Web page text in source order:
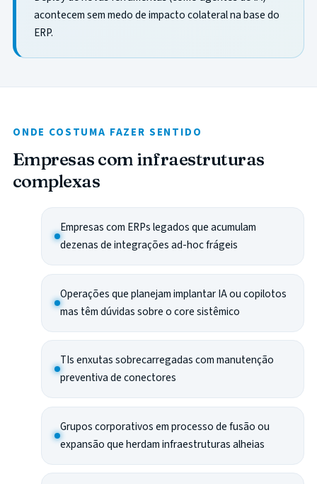
acontecem sem medo de impacto colateral na base do
ERP.
ONDE COSTUMA FAZER SENTIDO
Empresas com infraestruturas
complexas
Empresas com ERPs legados que acumulam
dezenas de integrações ad-hoc frágeis
Operações que planejam implantar IA ou copilotos
mas têm dúvidas sobre o core sistêmico
TIs enxutas sobrecarregadas com manutenção
preventiva de conectores
Grupos corporativos em processo de fusão ou
expansão que herdam infraestruturas alheias